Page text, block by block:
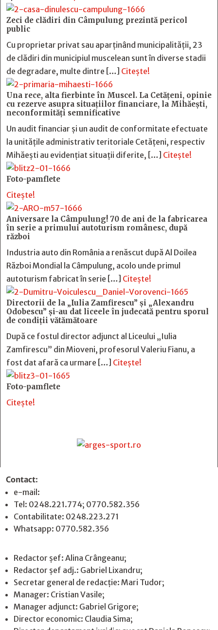
Zeci de clădiri din Câmpulung prezintă pericol
public
Cu proprietar privat sau aparținând municipalității, 23
de clădiri din municipiul muscelean sunt în diverse stadii
de degradare, multe dintre […] Citește!
Una rece, alta fierbinte în Muscel. La Cetăţeni, opinie
cu rezerve asupra situaţiilor financiare, la Mihăeşti,
neconformităţi semnificative
Un audit financiar și un audit de conformitate efectuate
la unitățile administrativ teritoriale Cetățeni, respectiv
Mihăești au evidențiat situații diferite, […] Citește!
Foto-pamflete
Citește!
Aniversare la Câmpulung! 70 de ani de la fabricarea
în serie a primului autoturism românesc, după
război
Industria auto din România a renăscut după Al Doilea
Război Mondial la Câmpulung, acolo unde primul
autoturism fabricat în serie […] Citește!
Directorii de la „Iulia Zamfirescu” și „Alexandru
Odobescu” și-au dat liceele în judecată pentru sporul
de condiții vătămătoare
După ce fostul director adjunct al Liceului „Iulia
Zamfirescu” din Mioveni, profesorul Valeriu Fianu, a
fost dat afară ca urmare […] Citește!
Foto-pamflete
Citește!
Contact:
e-mail:
Tel: 0248.221.774; 0770.582.356
Contabilitate: 0248.223.271
Whatsapp: 0770.582.356
Redactor șef: Alina Crângeanu;
Redactor șef adj.: Gabriel Lixandru;
Secretar general de redacție: Mari Tudor;
Manager: Cristian Vasile;
Manager adjunct: Gabriel Grigore;
Director economic: Claudia Sima;